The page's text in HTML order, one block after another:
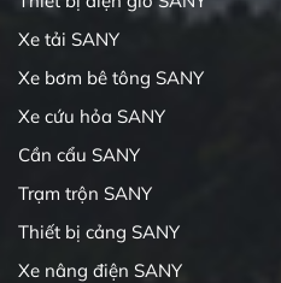
Xe tải SANY
Xe bơm bê tông SANY
Xe cứu hỏa SANY
Cần cẩu SANY
Trạm trộn SANY
Thiết bị cảng SANY
Xe nâng điện SANY